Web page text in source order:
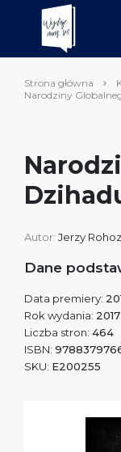
Strona główna
Narodziny
Autor: Jerzy
Dane
Data premiery:
Rok wydania: 2017
Liczba stron: 464
ISBN:
SKU: E200255